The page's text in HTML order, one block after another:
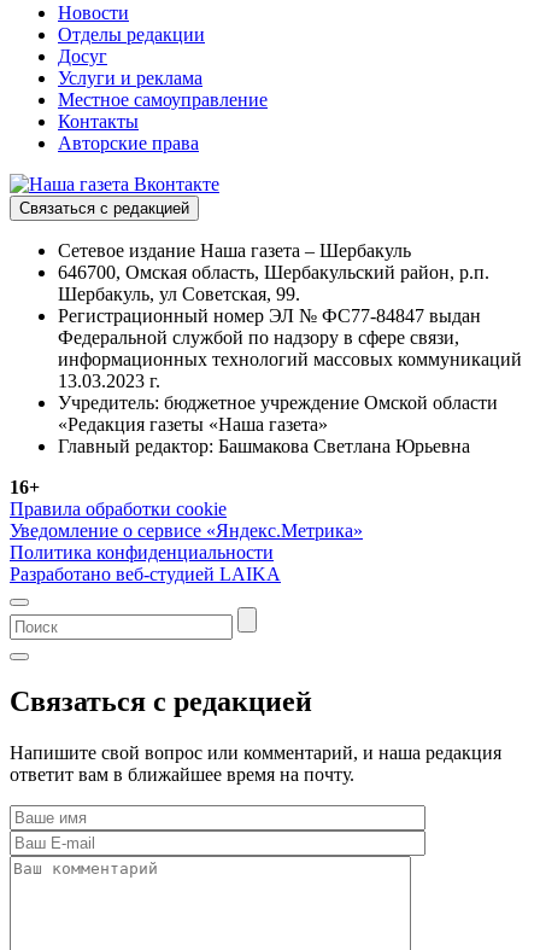
Новости
Отделы редакции
Досуг
Услуги и реклама
Местное самоуправление
Контакты
Авторские права
Связаться с редакцией
Сетевое издание Наша газета – Шербакуль
646700, Омская область, Шербакульский район, р.п.
Шербакуль, ул Советская, 99.
Регистрационный номер ЭЛ № ФС77-84847 выдан
Федеральной службой по надзору в сфере связи,
информационных технологий массовых коммуникаций
13.03.2023 г.
Учредитель: бюджетное учреждение Омской области
«Редакция газеты «Наша газета»
Главный редактор: Башмакова Светлана Юрьевна
16+
Правила обработки cookie
Уведомление о сервисе «Яндекс.Метрика»
Политика конфиденциальности
Разработано веб-студией LAIKA
Связаться с редакцией
Напишите свой вопрос или комментарий, и наша редакция
ответит вам в ближайшее время на почту.